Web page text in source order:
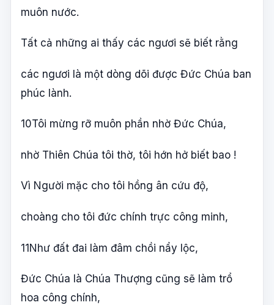
muôn nước.
Tất cả những ai thấy các ngươi sẽ biết rằng
các ngươi là một dòng dõi được Đức Chúa ban
phúc lành.
10Tôi mừng rỡ muôn phần nhờ Đức Chúa,
nhờ Thiên Chúa tôi thờ, tôi hớn hở biết bao !
Vì Người mặc cho tôi hồng ân cứu độ,
choàng cho tôi đức chính trực công minh,
11Như đất đai làm đâm chồi nẩy lộc,
Đức Chúa là Chúa Thượng cũng sẽ làm trổ
hoa công chính,